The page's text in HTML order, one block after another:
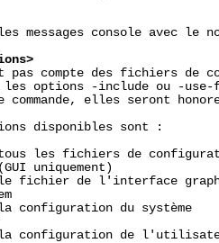
messages console avec le
pas compte des fichiers de
options -include ou -use-
commande, elles seront
disponibles sont :
les fichiers de
uniquement)
fichier de l'interface
configuration du système
configuration de